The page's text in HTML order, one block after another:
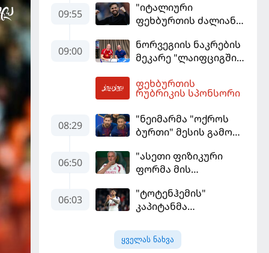
09:55
"იტალიური
ფეხბურთის ძალიან
ფაბრეგასი
09:00
ნორვეგიის ნაკრების
მეკარე "ლაიფციგში"
ფეხბურთის
რუბრიკის სპონსორი
08:29
"ნეიმარმა "ოქროს
ბურთი" მესის გამო
ბრაზილიელის
ყოფილი აგენტი
06:50
"ასეთი ფიზიკური
ფორმა მის
შეეფერება" -
მოურინიომ "რეალის"
გააკრიტიკა
06:03
"ტოტენჰემის"
კაპიტანმა
გადასვლის სურვილი
გამოთქვა
ყველას ნახვა